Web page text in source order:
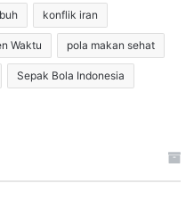
konflik iran
Waktu pola makan sehat
Sepak Bola Indonesia